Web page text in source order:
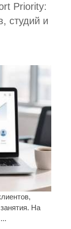
Priority:
студий и
На